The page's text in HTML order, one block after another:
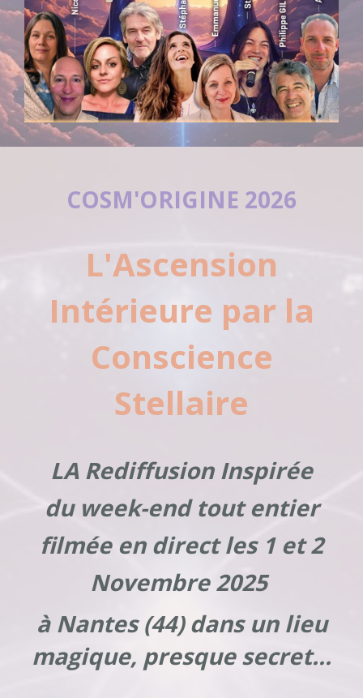
COSM'ORIGINE 2026
L'Ascension
Intérieure par la
Conscience
Stellaire
LA Rediffusion Inspirée
du week-end tout entier
filmée en direct les 1 et 2
Novembre 2025
à Nantes (44) dans un lieu
magique, presque secret...